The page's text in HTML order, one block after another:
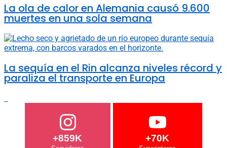
La ola de calor en Alemania causó 9.600
muertes en una sola semana
La sequía en el Rin alcanza niveles récord y
paraliza el transporte en Europa
+859K +70K